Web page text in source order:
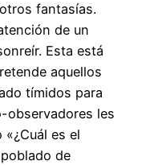
fantasías.
de un
Esta está
aquellos
tímidos para
observadores les
es el
de